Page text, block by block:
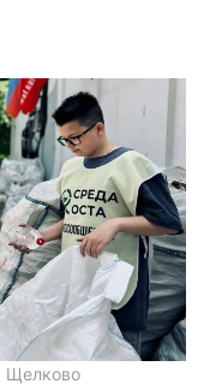
Щелково